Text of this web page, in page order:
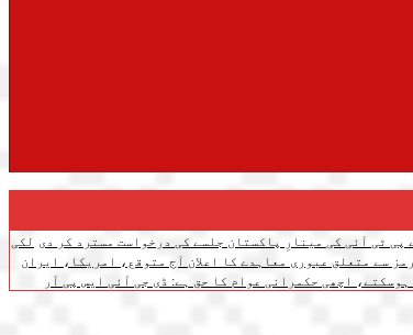
پی ٹی آئی کی مینارِ پاکستان جلسے کی درخواست مسترد کر دی لکی
سے متعلق عبوری معاہدے کا اعلان آج متوقع، امریکا، ایران
اچھی حکمرانی عوام کا حق ہے: ڈی جی آئی ایس پی آر